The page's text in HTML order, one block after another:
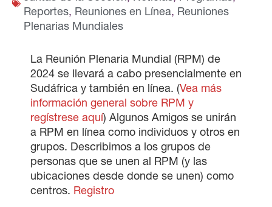
Reportes, Reuniones en Línea, Reuniones
Plenarias Mundiales
La Reunión Plenaria Mundial (RPM) de
2024 se llevará a cabo presencialmente en
Sudáfrica y también en línea. (Vea más
información general sobre RPM y
regístrese aquí) Algunos Amigos se unirán
a RPM en línea como individuos y otros en
grupos. Describimos a los grupos de
personas que se unen al RPM (y las
ubicaciones desde donde se unen) como
centros. Registro